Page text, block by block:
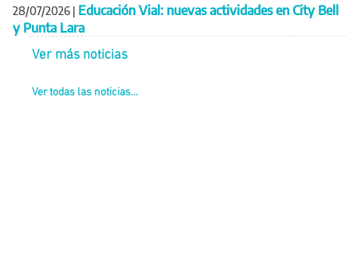
28/07/2026 | Educación Vial: nuevas actividades en City Bell
y Punta Lara
Ver más noticias
Ver todas las noticias...